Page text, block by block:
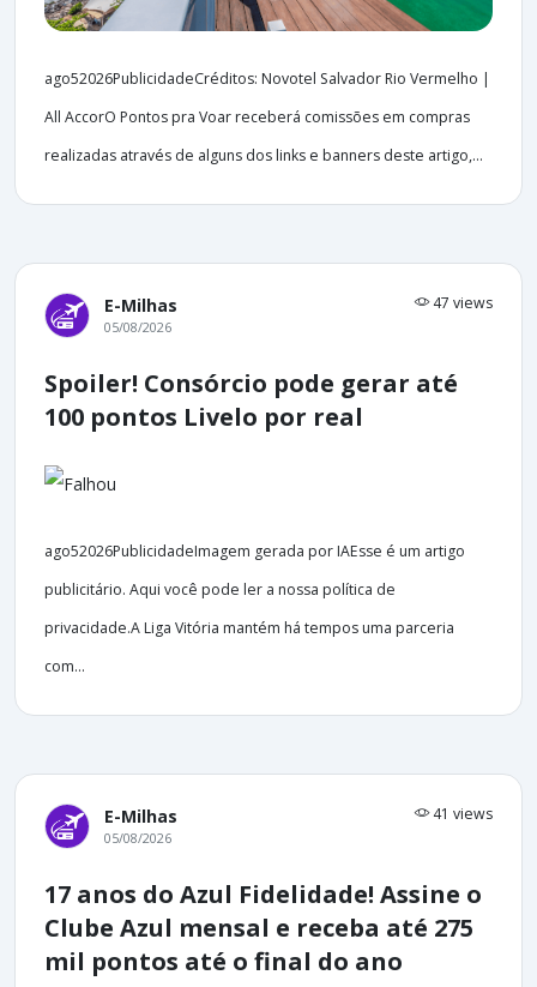
ago52026PublicidadeCréditos: Novotel Salvador Rio Vermelho |
All AccorO Pontos pra Voar receberá comissões em compras
realizadas através de alguns dos links e banners deste artigo,...
E-Milhas 47 views
05/08/2026
Spoiler! Consórcio pode gerar até
100 pontos Livelo por real
ago52026PublicidadeImagem gerada por IAEsse é um artigo
publicitário. Aqui você pode ler a nossa política de
privacidade.A Liga Vitória mantém há tempos uma parceria
com...
E-Milhas 41 views
05/08/2026
17 anos do Azul Fidelidade! Assine o
Clube Azul mensal e receba até 275
mil pontos até o final do ano